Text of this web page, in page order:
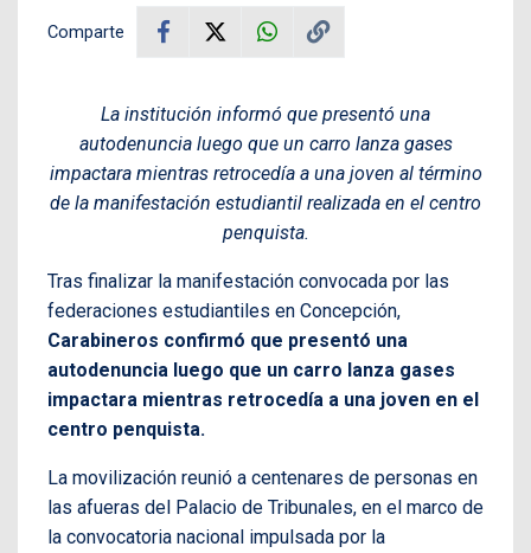
Comparte
La institución informó que presentó una
autodenuncia luego que un carro lanza gases
impactara mientras retrocedía a una joven al término
de la manifestación estudiantil realizada en el centro
penquista.
Tras finalizar la manifestación convocada por las
federaciones estudiantiles en Concepción,
Carabineros confirmó que presentó una
autodenuncia luego que un carro lanza gases
impactara mientras retrocedía a una joven en el
centro penquista.
La movilización reunió a centenares de personas en
las afueras del Palacio de Tribunales, en el marco de
la convocatoria nacional impulsada por la